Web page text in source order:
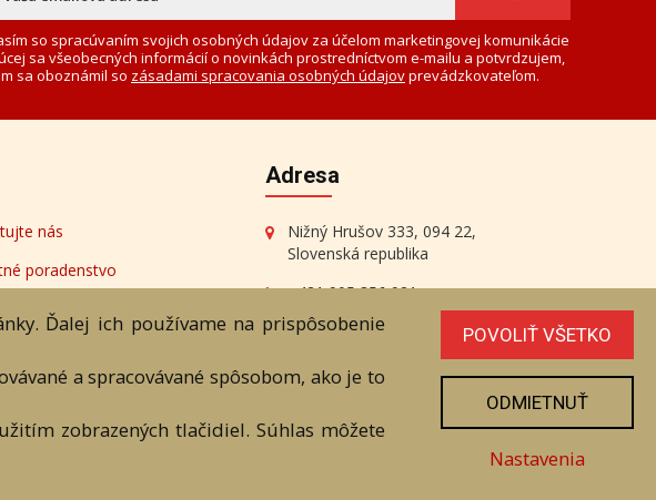
so spracúvaním svojich osobných údajov za účelom marketingovej komunikácie
sa všeobecných informácií o novinkách prostredníctvom e-mailu a potvrdzujem,
sa oboznámil so zásadami spracovania osobných údajovprevádzkovateľom.
nás
poradenstvo
Adresa
Nižný Hrušov 333, 094 22,
Slovenská republika
+421 905 356 921
+421 905 959 101
Ďalej ich používame na prispôsobenie
a spracovávané spôsobom, ako je to
zobrazených tlačidiel. Súhlas môžete
POVOLIŤ VŠETKO
ODMIETNUŤ
Nastavenia